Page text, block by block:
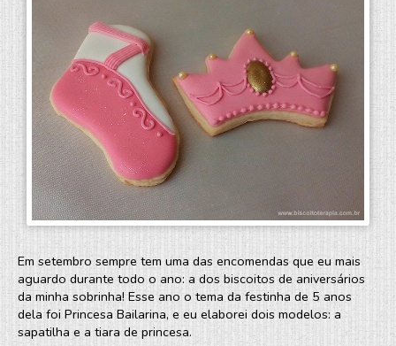
Em setembro sempre tem uma das encomendas que eu mais
aguardo durante todo o ano: a dos biscoitos de aniversários
da minha sobrinha! Esse ano o tema da festinha de 5 anos
dela foi Princesa Bailarina, e eu elaborei dois modelos: a
sapatilha e a tiara de princesa.